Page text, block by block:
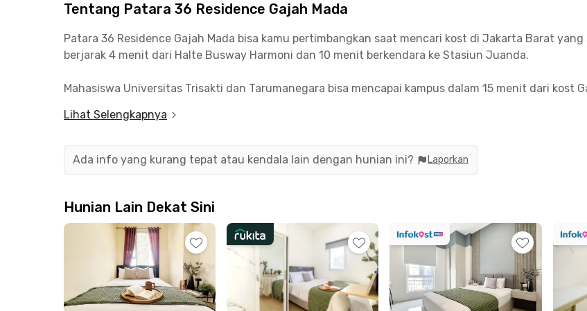
Tentang Patara 36 Residence Gajah Mada
Patara 36 Residence Gajah Mada bisa kamu pertimbangkan saat mencari kost di Jakarta Barat
berjarak 4 menit dari Halte Busway Harmoni dan 10 menit berkendara ke Stasiun Juanda.
Mahasiswa Universitas Trisakti dan Tarumanegara bisa mencapai kampus dalam 15 menit dari kost
jauhnya, sementara kawasan kuliner Hayam Wuruk, Pecenongan, dan Pasar Baru bisa dicapai
nyaman dengan pilihan kamar mandi dalam atau luar. Booking sekarang, yuk!
Lihat Selengkapnya
Ada info yang kurang tepat atau kendala lain dengan hunian ini? Laporkan
Hunian Lain Dekat Sini